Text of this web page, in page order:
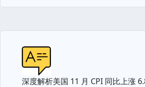
深度解析美国 11 月 CPI 同比上涨